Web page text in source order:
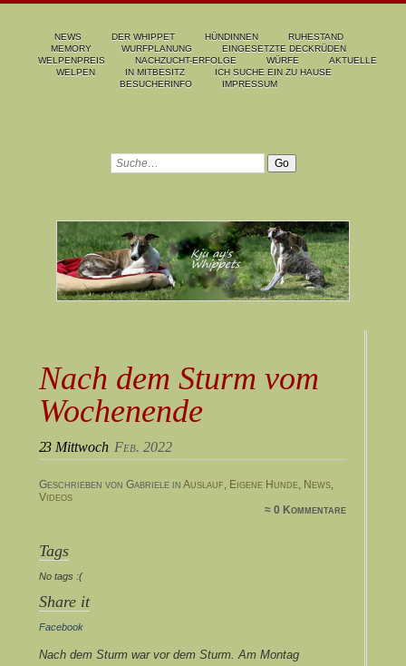
NEWS DER WHIPPET HÜNDINNEN
RUHESTAND
MEMORY
WURFPLANUNG
EINGESETZTE DECKRÜDEN
WELPENPREIS
NACHZUCHT-ERFOLGE WÜRFE
AKTUELLE
WELPEN
IN MITBESITZ
ICH SUCHE EIN ZU HAUSE
BESUCHERINFO
IMPRESSUM
Nach dem Sturm vom
Wochenende
23 Mittwoch Feb. 2022
Geschrieben von Gabriele in Auslauf, Eigene Hunde, News,
Videos
≈ 0 Kommentare
Tags
No tags :(
Share it
Facebook
Nach dem Sturm war vor dem Sturm. Am Montag